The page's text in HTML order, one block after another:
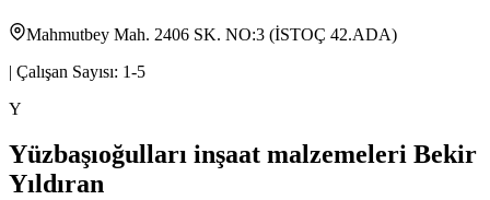
Mahmutbey Mah. 2406 SK. NO:3 (İSTOÇ 42.ADA)
| Çalışan Sayısı: 1-5
Y
Yüzbaşıoğulları inşaat malzemeleri Bekir
Yıldıran